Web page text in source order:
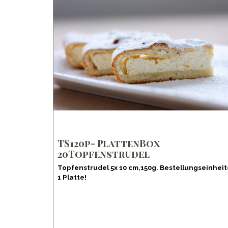
TS120p- PlattenBox
20Topfenstrudel
Topfenstrudel 5x 10 cm,150g.
1 Platte!